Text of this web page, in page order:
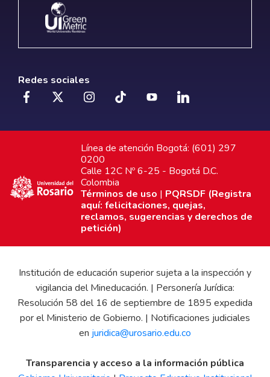
Redes sociales
Línea de atención Bogotá: (601) 297
0200
Calle 12C Nº 6-25 - Bogotá D.C.
Colombia
Términos de uso | PQRSDF (Registra
aquí: felicitaciones, quejas,
reclamos, sugerencias y derechos de
petición)
Institución de educación superior sujeta a la inspección y
vigilancia del Mineducación. | Personería Jurídica:
Resolución 58 del 16 de septiembre de 1895 expedida
por el Ministerio de Gobierno. | Notificaciones judiciales
en juridica@urosario.edu.co
Transparencia y acceso a la información pública